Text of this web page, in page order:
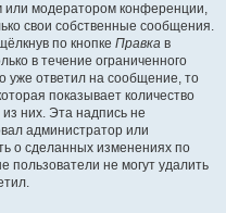
или модератором конференции,
свои собственные сообщения.
по кнопке Правка в
в течение ограниченного
уже ответил на сообщение, то
показывает количество
них. Эта надпись не
администратор или
о сделанных изменениях по
пользователи не могут удалить